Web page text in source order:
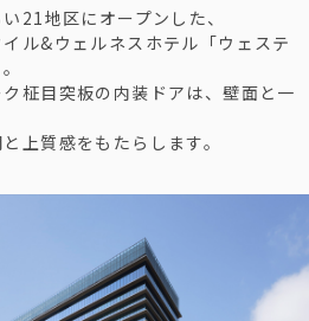
21地区にオープンした、
ル&ウェルネスホテル「ウェステ
柾目突板の内装ドアは、壁面と一
上質感をもたらします。